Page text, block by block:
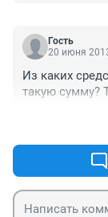
Гость
20 июня
Из каких
такую сумму?